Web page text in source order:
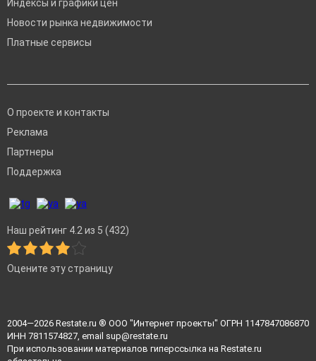
Индексы и графики цен
Новости рынка недвижимости
Платные сервисы
О проекте и контакты
Реклама
Партнеры
Поддержка
Наш рейтинг 4.2 из 5 (432)
Оцените эту страницу
2004—2026 Restate.ru ® ООО "Интернет проекты" ОГРН 1147847086870
ИНН 7811574827, email sup@restate.ru
При использовании материалов гиперссылка на Restate.ru